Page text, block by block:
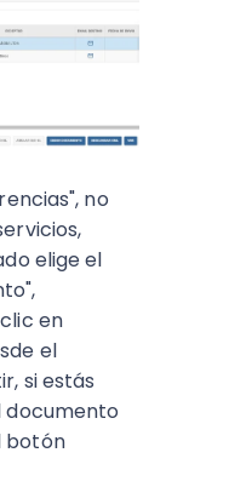
no
elige el
en
el
si estás
documento
botón